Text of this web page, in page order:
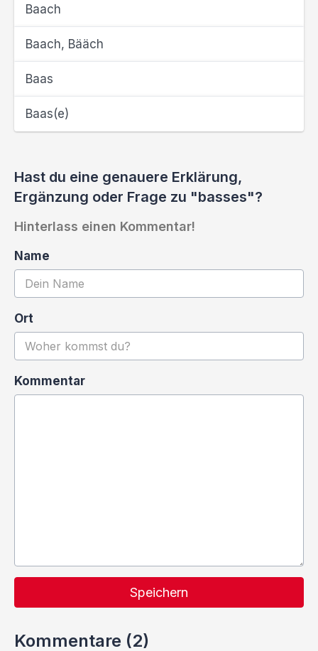
Baach
Baach, Bääch
Baas
Baas(e)
Hast du eine genauere Erklärung,
Ergänzung oder Frage zu "basses"?
Hinterlass einen Kommentar!
Name
Ort
Kommentar
Speichern
Kommentare (2)